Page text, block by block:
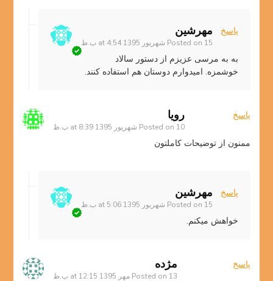
مهرشین
Posted on 15 شهریور 1395 at 4:54 ب.ظ
پاسخ
به به مرسی عزیزم از دستور سالاد
خوشمزه. امیدوارم دوستان هم استفاده کنند.
رویا
Posted on 10 شهریور 1395 at 8:39 ب.ظ
پاسخ
ممنون از توضیحات کاملتون
مهرشین
Posted on 15 شهریور 1395 at 5:06 ب.ظ
پاسخ
خواهش میکنم.
مژده
Posted on 13 مهر 1395 at 12:15 ب.ظ
پاسخ